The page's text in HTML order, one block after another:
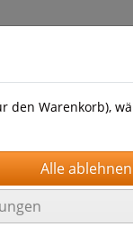
den Warenkorb),